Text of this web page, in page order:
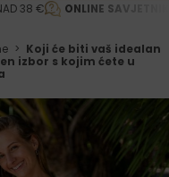
38 € ONLINE
> Koji će biti vaš idealan
izbor s kojim ćete u